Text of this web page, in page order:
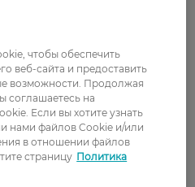
чтобы обеспечить
веб-сайта и предоставить
возможности. Продолжая
соглашаетесь на
Если вы хотите узнать
нами файлов Cookie и/или
в отношении файлов
страницу Политика